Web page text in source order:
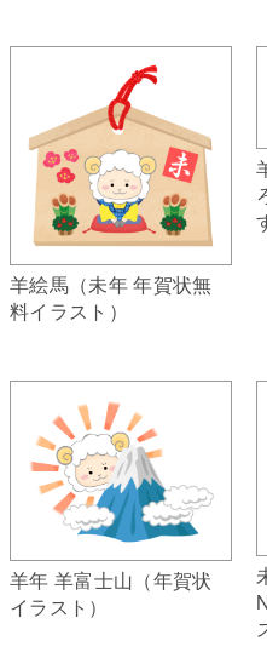
羊絵馬（未年 年賀状無
料イラスト）
羊年 羊富士山（年賀状
イラスト）